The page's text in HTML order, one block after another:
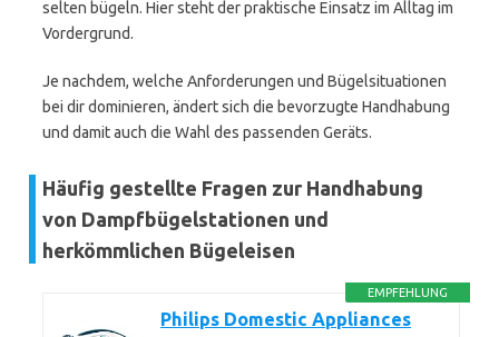
selten bügeln. Hier steht der praktische Einsatz im Alltag im
Vordergrund.
Je nachdem, welche Anforderungen und Bügelsituationen
bei dir dominieren, ändert sich die bevorzugte Handhabung
und damit auch die Wahl des passenden Geräts.
Häufig gestellte Fragen zur Handhabung
von Dampfbügelstationen und
herkömmlichen Bügeleisen
EMPFEHLUNG
Philips Domestic Appliances